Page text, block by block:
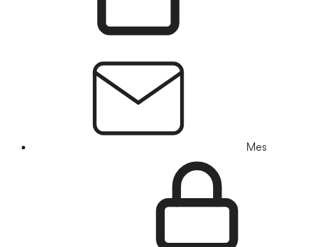
Mes